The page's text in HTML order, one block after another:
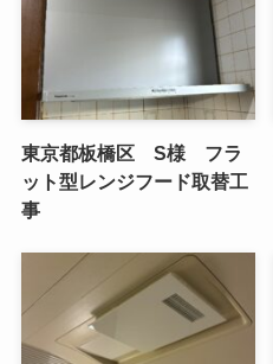
東京都板橋区 S様 フラ
ット型レンジフード取替工
事